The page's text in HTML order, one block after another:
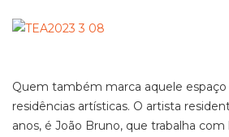
Quem também marca aquele espaço
residências artísticas. O artista
anos, é João Bruno, que trabalha com